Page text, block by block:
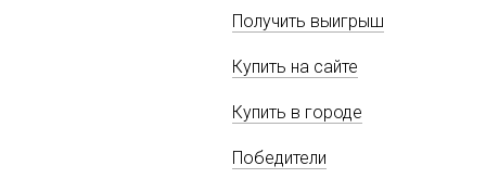
Получить выигрыш
Купить на сайте
Купить в городе
Победители